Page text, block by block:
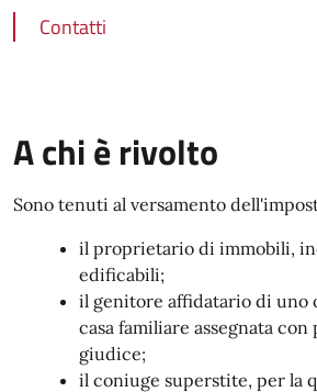
Contatti
A chi è rivolto
Sono tenuti al versamento
il proprietario di immobili,
edificabili;
il genitore affidatario di uno
casa familiare assegnata
giudice;
il coniuge superstite, per la